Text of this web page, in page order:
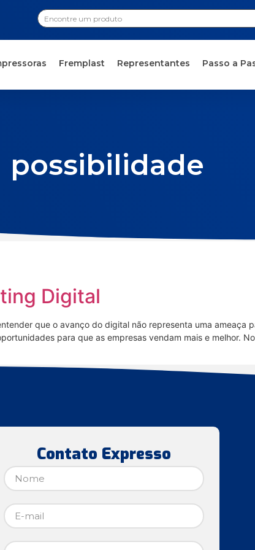
Fremplast Representantes Passo a
possibilidade
Digital
que o avanço do digital não representa uma ameaça
para que as empresas vendam mais e melhor.
Contato Expresso